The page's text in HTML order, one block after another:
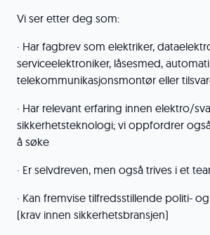
Vi ser etter deg som:
· Har fagbrev som elektriker,
serviceelektroniker, låsesmed,
telekommunikasjonsmontør eller
· Har relevant erfaring innen elektro/
sikkerhetsteknologi; vi oppfordrer
å søke
· Er selvdreven, men også trives i et
· Kan fremvise tilfredsstillende politi-
(krav innen sikkerhetsbransjen)